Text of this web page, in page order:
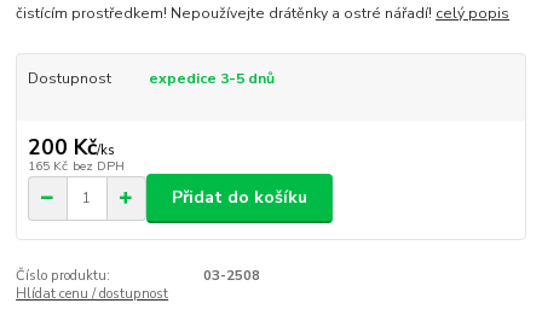
čistícím prostředkem! Nepoužívejte drátěnky a ostré nářadí! celý popis
Dostupnost expedice 3-5 dnů
200 Kč/ks
165 Kč bez DPH
Přidat do košíku
Číslo produktu:
03-2508
Hlídat cenu / dostupnost